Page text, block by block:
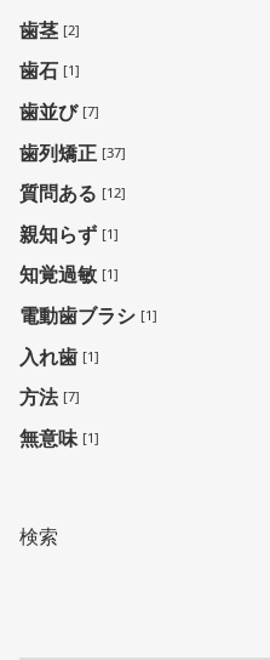
歯茎 [2]
歯石 [1]
歯並び [7]
歯列矯正 [37]
質問ある [12]
親知らず [1]
知覚過敏 [1]
電動歯ブラシ [1]
入れ歯 [1]
方法 [7]
無意味 [1]
検索